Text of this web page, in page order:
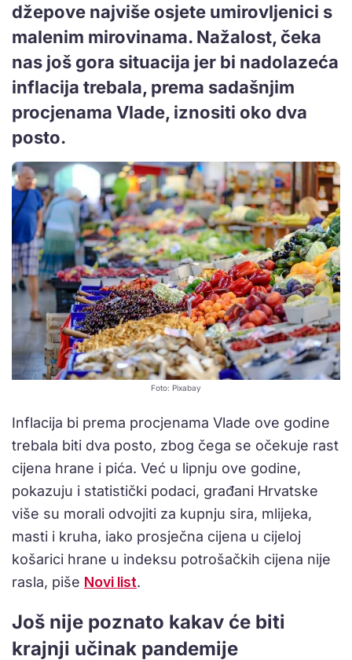
džepove najviše osjete umirovljenici s
malenim mirovinama. Nažalost, čeka
nas još gora situacija jer bi nadolazeća
inflacija trebala, prema sadašnjim
procjenama Vlade, iznositi oko dva
posto.
Foto: Pixabay
Inflacija bi prema procjenama Vlade ove godine
trebala biti dva posto, zbog čega se očekuje rast
cijena hrane i pića. Već u lipnju ove godine,
pokazuju i statistički podaci, građani Hrvatske
više su morali odvojiti za kupnju sira, mlijeka,
masti i kruha, iako prosječna cijena u cijeloj
košarici hrane u indeksu potrošačkih cijena nije
rasla, piše Novi list.
Još nije poznato kakav će biti
krajnji učinak pandemije